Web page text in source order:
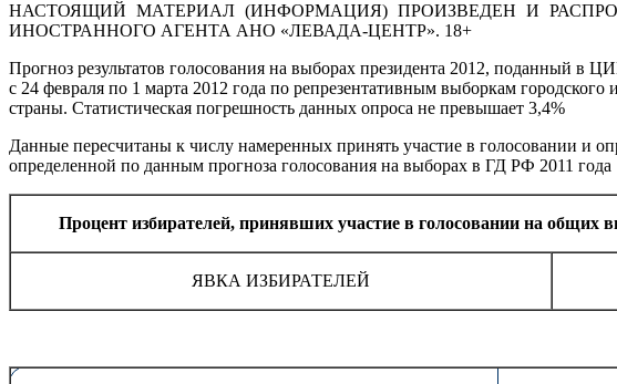
НАСТОЯЩИЙ МАТЕРИАЛ (ИНФОРМАЦИЯ) ПРОИЗВЕДЕН И
ИНОСТРАННОГО АГЕНТА АНО «ЛЕВАДА-ЦЕНТР». 18+
Прогноз результатов голосования на выборах президента 2012, поданный в
с 24 февраля по 1 марта 2012 года по репрезентативным выборкам
страны. Статистическая погрешность данных опроса не превышает 3,4%
Данные пересчитаны к числу намеренных принять участие в голосовании и
определенной по данным прогноза голосования на выборах в ГД РФ 2011 года
Процент избирателей, принявших участие в голосовании на общих
ЯВКА ИЗБИРАТЕЛЕЙ